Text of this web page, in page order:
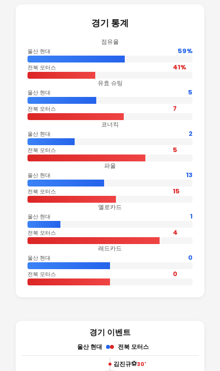
경기 통계
점유율
울산 현대 59%
전북 모터스 41%
유효 슈팅
울산 현대 5
전북 모터스 7
코너킥
울산 현대 2
전북 모터스 5
파울
울산 현대 13
전북 모터스 15
옐로카드
울산 현대 1
전북 모터스 4
레드카드
울산 현대 0
전북 모터스 0
경기 이벤트
울산 현대 전북 모터스
김진규⚽30'